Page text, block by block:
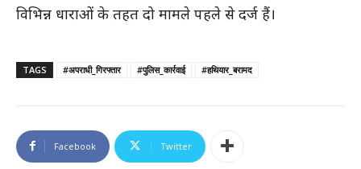
विभिन्न धाराओं के तहत दो मामले पहले से दर्ज हैं।
TAGS #अपराधी_गिरफ्तार #पुलिस_कार्रवाई #हथियार_बरामद
Facebook Twitter